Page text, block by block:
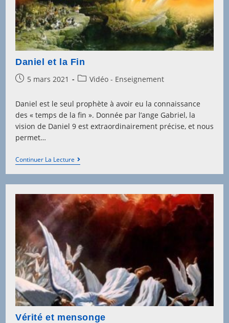
Daniel et la Fin
Post5 mars 2021
PostVidéo - Enseignement
Daniel est le seul prophète à avoir eu la connaissance
des « temps de la fin ». Donnée par l’ange Gabriel, la
vision de Daniel 9 est extraordinairement précise, et nous
permet…
Continuer La LectureDaniel
Et
La
Fin
Vérité et mensonge